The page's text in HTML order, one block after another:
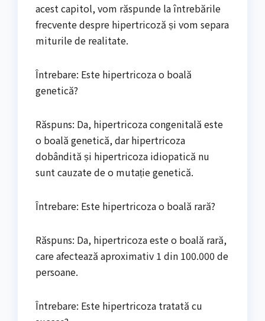
acest capitol, vom răspunde la întrebările
frecvente despre hipertricoză și vom separa
miturile de realitate.
Întrebare: Este hipertricoza o boală
genetică?
Răspuns: Da, hipertricoza congenitală este
o boală genetică, dar hipertricoza
dobândită și hipertricoza idiopatică nu
sunt cauzate de o mutație genetică.
Întrebare: Este hipertricoza o boală rară?
Răspuns: Da, hipertricoza este o boală rară,
care afectează aproximativ 1 din 100.000 de
persoane.
Întrebare: Este hipertricoza tratată cu